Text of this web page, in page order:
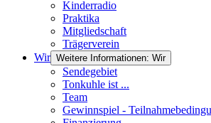
Kinderradio
Praktika
Mitgliedschaft
Trägerverein
Wir Weitere Informationen: Wir
Sendegebiet
Tonkuhle ist ...
Team
Gewinnspiel -